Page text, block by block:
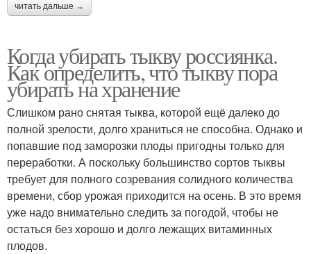
читать дальше →
Когда убирать тыкву россиянка.
Как определить, что тыкву пора
убирать на хранение
Слишком рано снятая тыква, которой ещё далеко до
полной зрелости, долго храниться не способна. Однако и
попавшие под заморозки плоды пригодны только для
переработки. А поскольку большинство сортов тыквы
требует для полного созревания солидного количества
времени, сбор урожая приходится на осень. В это время
уже надо внимательно следить за погодой, чтобы не
остаться без хорошо и долго лежащих витаминных
плодов.